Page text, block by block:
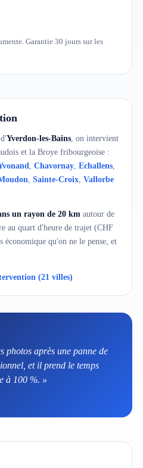
Garantie 30 jours sur les
Yverdon-les-Bains, on intervient
et la Broye fribourgeoise :
, Chavornay, Echallens,
, Sainte-Croix, Vallorbe
un rayon de 20 km autour de
au quart d'heure de trajet (CHF
qu'on ne le pense, et
(21 villes)
photos après une panne de
et il prend le temps
à 100 %. »